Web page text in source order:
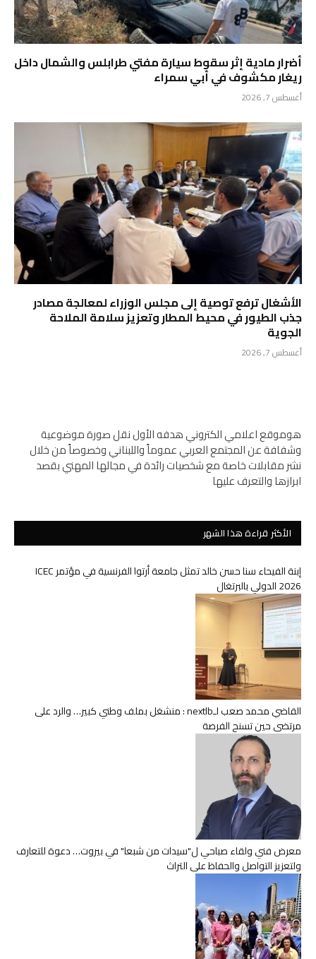
أضرار مادية إثر سقوط سيارة مفتي طرابلس والشمال داخل
ريغار مكشوف في أبي سمراء
أغسطس 7, 2026
الأشغال ترفع توصية إلى مجلس الوزراء لمعالجة مصادر
جذب الطيور في محيط المطار وتعزيز سلامة الملاحة
الجوية
أغسطس 7, 2026
هوموقع اعلامي الكتروني هدفه الأول نقل صورة موضوعية
وشفافة عن المجتمع العربي عموماً واللبناني وخصوصاً من خلال
نشر مقابلات خاصة مع شخصيات رائدة في مجالها المهني بقصد
ابرازها والتعرف عليها
الأكثر قراءة هذا الشهر
إبنة الفيحاء سنا حسن خالد تمثل جامعة أرتوا الفرنسية في مؤتمر ICEC
2026 الدولي بالبرتغال
القاضي محمد صعب لـnextlb : منشغل بملف وطني كبير… والرد على
مرتضى حين تسنح الفرصة
معرض فني ولقاء صباحي ل"سيدات من شبعا" في بيروت… دعوة للتعارف
ولتعزيز التواصل والحفاظ على التراث